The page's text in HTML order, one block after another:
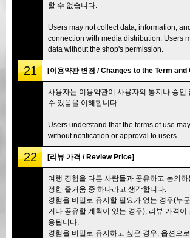
할 수 없습니다.
Users may not collect data, information,
connection with media distribution. Users
data without the shop's permission.
21 [이용약관 변경 / Changes to the Term
사용자는 이용약관이 사용자의 통지나 승인
수 있음을 이해합니다.
Users understand that the terms of use
without notification or approval to users.
22 [리뷰 가격 / Review Price]
여행 경험을 다른 사람들과 공유하고 논의
정한 즐거움 중 하나라고 생각합니다.
경험을 비밀로 유지할 필요가 없는 경우(누
거나 공유할 계획이 있는 경우), 리뷰 가격이
용됩니다.
경험을 비밀로 유지하고 싶은 경우, 옵션으